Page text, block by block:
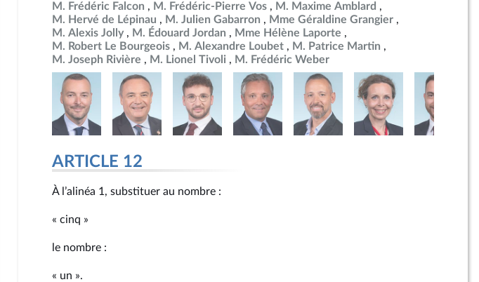
Date de dépôt
29 avril 2026
29 avril 2026
29 avril 2026
29 avril 2026
M. Frédéric Falcon
M. Frédéric-Pierre Vos
M. Maxime Amblard
M. Hervé de Lépinau
M. Julien Gabarron
Mme Géraldine Grangier
M. Alexis Jolly
M. Édouard Jordan
Mme Hélène Laporte
M. Robert Le Bourgeois
M. Alexandre Loubet
M. Patrice Martin
M. Joseph Rivière
M. Lionel Tivoli M. Frédéric Weber
ARTICLE 12
À l’alinéa 1, substituer au nombre :
« cinq »
le nombre :
« un ».